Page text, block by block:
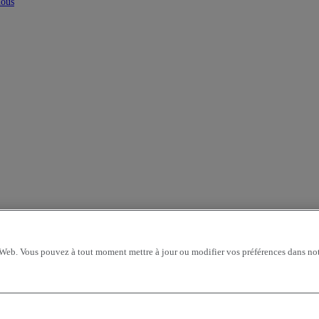
Vous pouvez à tout moment mettre à jour ou modifier vos préférences dans